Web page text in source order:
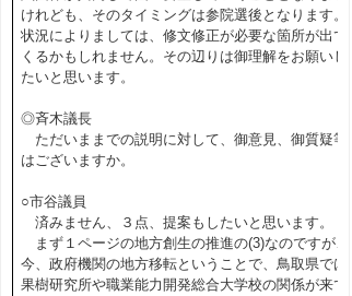
けれども、そのタイミングは参院選後となります。
状況によりましては、修文修正が必要な箇所が出て
くるかもしれません。その辺りは御理解をお願いし
たいと思います。
◎斉木議長
ただいままでの説明に対して、御意見、御質疑等
はございますか。
○市谷議員
済みません、３点、提案もしたいと思います。
まず１ページの地方創生の推進の(3)なのですが、
今、政府機関の地方移転ということで、鳥取県では
果樹研究所や職業能力開発総合大学校の関係が来て